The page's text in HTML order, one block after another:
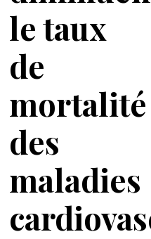
le taux
de
mortalité
des
maladies